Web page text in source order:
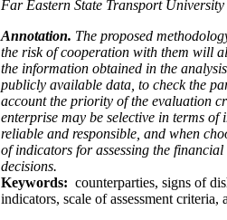
Far Eastern State Transport
Annotation. The proposed
the risk of cooperation with them will
the information obtained in the
publicly available data, to check the
account the priority of the evaluation
enterprise may be selective in terms
reliable and responsible, and when
of indicators for assessing the
decisions.
Keywords: counterparties, signs of
indicators, scale of assessment criteria,